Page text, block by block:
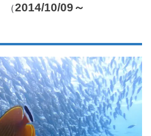
（2014/10/09～